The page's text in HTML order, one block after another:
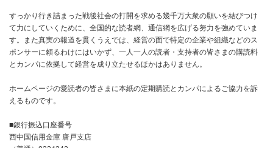
すっかり行き詰まった戦後社会の打開を求める幾千万大衆の願いを結びつけ
て力にしていくために、全国的な読者網、通信網を広げる努力を強めていま
す。また真実の報道を貫くうえでは、経営の面で特定の企業や組織などのス
ポンサーに頼るわけにはいかず、一人一人の読者・支持者の皆さまの購読料
とカンパに依拠して経営を成り立たせるほかはありません。
ホームページの愛読者の皆さまに本紙の定期購読とカンパによるご協力を訴
えるものです。
■銀行振込口座番号
西中国信用金庫 唐戸支店